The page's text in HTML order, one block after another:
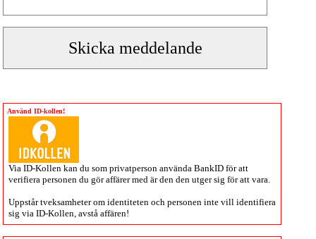
Använd ID-kollen!
Via ID-Kollen kan du som privatperson använda BankID för att
verifiera personen du gör affärer med är den den utger sig för att vara.
Uppstår tveksamheter om identiteten och personen inte vill identifiera
sig via ID-Kollen , avstå affären!